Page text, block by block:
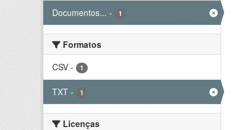
Documentos... - 1
Formatos
CSV - 1
TXT - 1
Licenças